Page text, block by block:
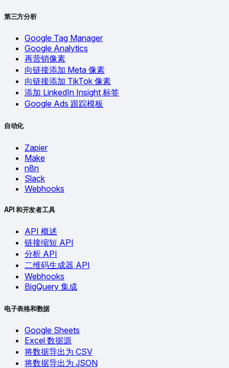
第三方分析
Google Tag Manager
Google Analytics
再营销像素
向链接添加 Meta 像素
向链接添加 TikTok 像素
添加 LinkedIn Insight 标签
Google Ads 跟踪模板
自动化
Zapier
Make
n8n
Slack
Webhooks
API 和开发者工具
API 概述
链接缩短 API
分析 API
二维码生成器 API
Webhooks
BigQuery 集成
电子表格和数据
Google Sheets
Excel 数据源
将数据导出为 CSV
将数据导出为 JSON